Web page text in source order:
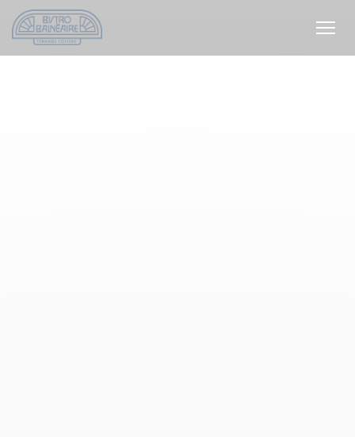
Cookies beheer paneel